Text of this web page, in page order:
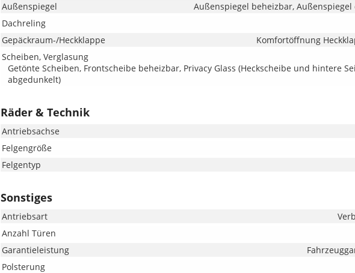
Außenspiegel
Außenspiegel beheizbar,
Dachreling
Gepäckraum-/Heckklappe
Komfortöffnung
Scheiben, Verglasung
Getönte Scheiben, Frontscheibe beheizbar, Privacy Glass (Heckscheibe und hintere
abgedunkelt)
Räder & Technik
Antriebsachse
Felgengröße
Felgentyp
Sonstiges
Antriebsart
Anzahl Türen
Garantieleistung
Polsterung